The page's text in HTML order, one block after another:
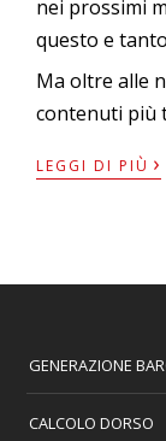
nei prossimi
questo e
Ma oltre alle
contenuti più
LEGGI DI PIÙ ›
GENERAZIONE
CALCOLO DORSO